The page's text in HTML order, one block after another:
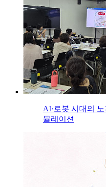
AI·로봇 시대의
뮬레이션